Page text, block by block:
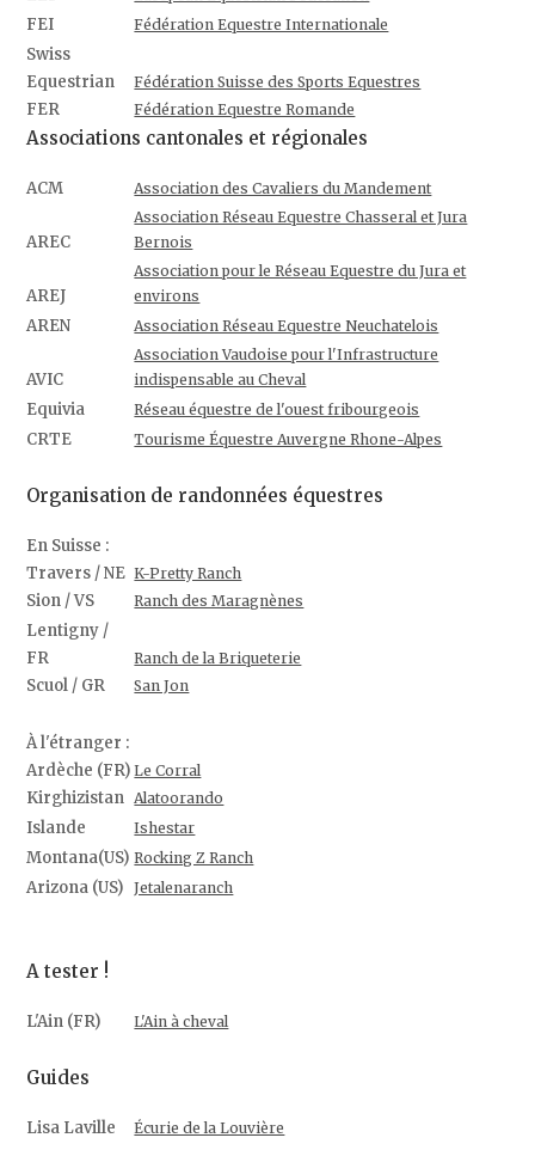
FEI Fédération Equestre Internationale
Swiss
Equestrian
Fédération Suisse des Sports Equestres
FER Fédération Equestre Romande
Associations cantonales et régionales
ACM Association des Cavaliers du Mandement
AREC
Association Réseau Equestre Chasseral et Jura
Bernois
AREJ
Association pour le Réseau Equestre du Jura et
environs
AREN Association Réseau Equestre Neuchatelois
AVIC
Association Vaudoise pour l'Infrastructure
indispensable au Cheval
Equivia Réseau équestre de l'ouest fribourgeois
CRTE Tourisme Équestre Auvergne Rhone-Alpes
Organisation de randonnées équestres
En Suisse :
Travers / NE K-Pretty Ranch
Sion / VS Ranch des Maragnènes
Lentigny /
FR
Ranch de la Briqueterie
Scuol / GR San Jon
À l'étranger :
Ardèche (FR) Le Corral
Kirghizistan Alatoorando
Islande Ishestar
Montana(US) Rocking Z Ranch
Arizona (US) Jetalenaranch
A tester !
L'Ain (FR) L'Ain à cheval
Guides
Lisa Laville Écurie de la Louvière